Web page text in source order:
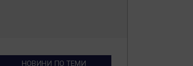
НОВИНИ ПО ТЕМИ